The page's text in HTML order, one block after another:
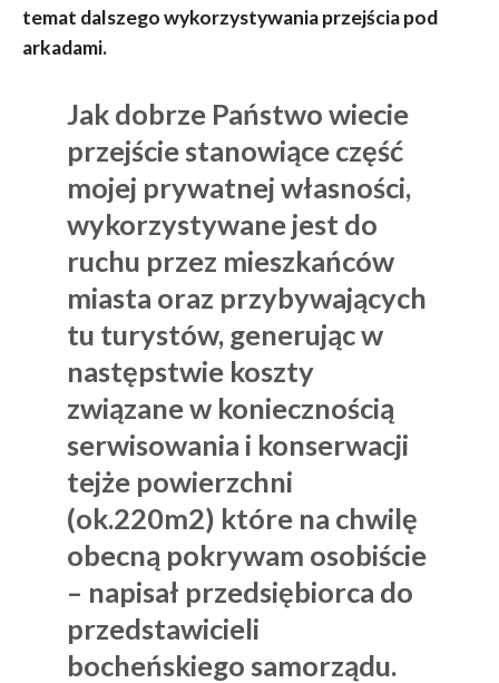
temat dalszego wykorzystywania przejścia pod
arkadami.
Jak dobrze Państwo wiecie
przejście stanowiące część
mojej prywatnej własności,
wykorzystywane jest do
ruchu przez mieszkańców
miasta oraz przybywających
tu turystów, generując w
następstwie koszty
związane w koniecznością
serwisowania i konserwacji
tejże powierzchni
(ok.220m2) które na chwilę
obecną pokrywam osobiście
– napisał przedsiębiorca do
przedstawicieli
bocheńskiego samorządu.